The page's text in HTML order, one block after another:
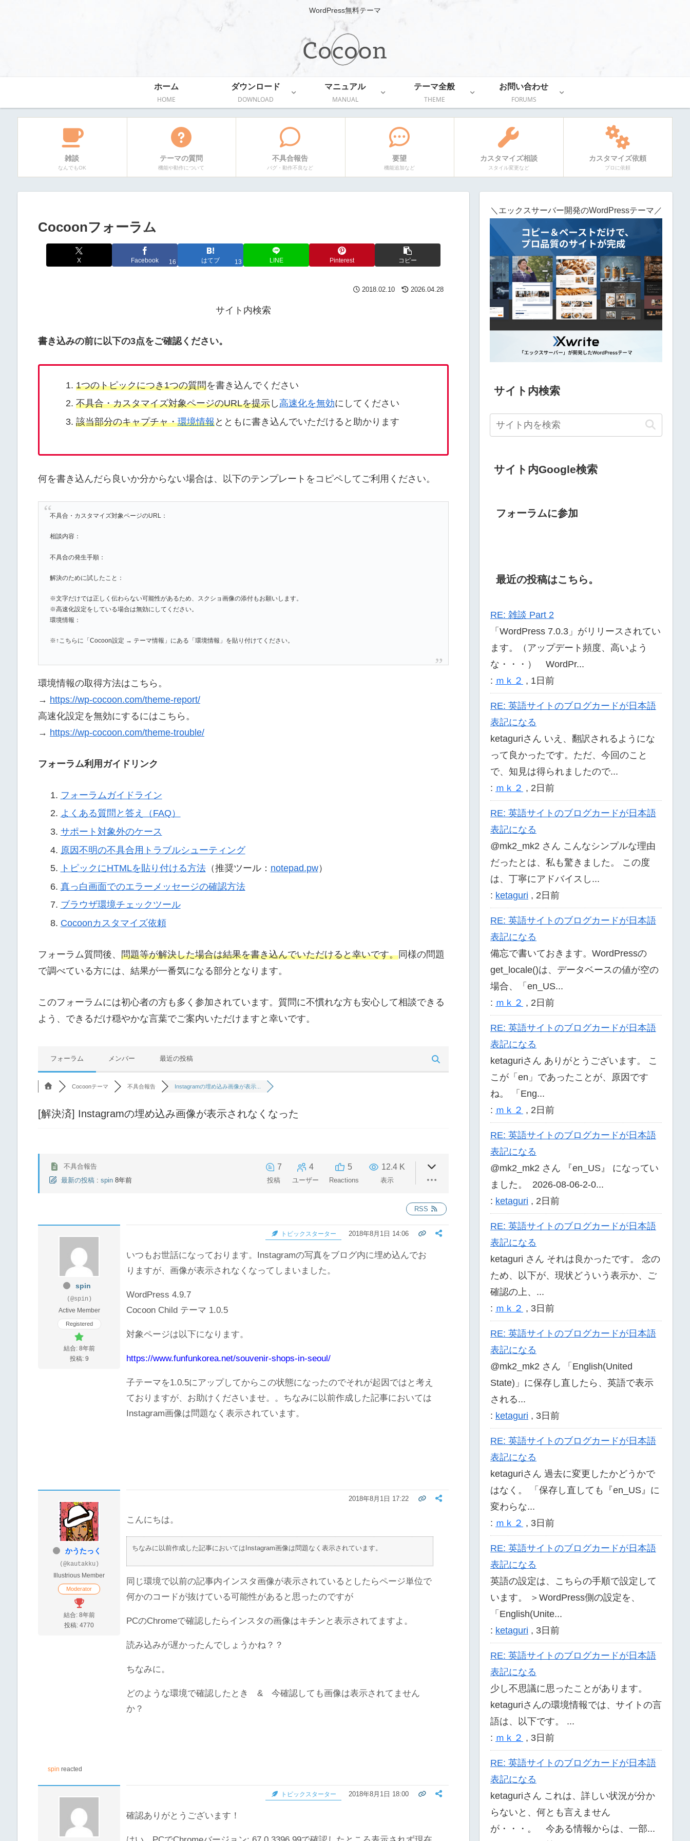
WordPress無料テーマ
ホーム
HOME
ダウンロード
DOWNLOAD
マニュアル
MANUAL
テーマ全般
THEME
お問い合わせ
FORUMS
雑談
なんでもOK
テーマの質問
機能や動作について
不具合報告
バグ・動作不良など
要望
機能追加など
カスタマイズ相談
スタイル変更など
カスタマイズ依頼
プロに依頼
Cocoonフォーラム
X Facebook 16 はてブ 13 LINE Pinterest コピー
2018.02.10 2026.04.28
サイト内検索
書き込みの前に以下の3点をご確認ください。
1つのトピックにつき1つの質問を書き込んでください
不具合・カスタマイズ対象ページのURLを提示し 高速化を無効にしてください
該当部分のキャプチャ・環境情報とともに書き込んでいただけると助かります
何を書き込んだら良いか分からない場合は、以下のテンプレートをコピペしてご利用ください。
不具合・カスタマイズ対象ページのURL：
相談内容：
不具合の発生手順：
解決のために試したこと：
※文字だけでは正しく伝わらない可能性があるため、スクショ画像の添付もお願いします。
※高速化設定をしている場合は無効にしてください。
環境情報：
※↑こちらに「Cocoon設定 → テーマ情報」にある「環境情報」を貼り付けてください。
環境情報の取得方法はこちら。
→ https://wp-cocoon.com/theme-report/
高速化設定を無効にするにはこちら。
→ https://wp-cocoon.com/theme-trouble/
フォーラム利用ガイドリンク
フォーラムガイドライン
よくある質問と答え（FAQ）
サポート対象外のケース
原因不明の不具合用トラブルシューティング
トピックにHTMLを貼り付ける方法（推奨ツール： notepad.pw）
真っ白画面でのエラーメッセージの確認方法
ブラウザ環境チェックツール
Cocoonカスタマイズ依頼
フォーラム質問後、 問題等が解決した場合は結果を書き込んでいただけると幸いです。同様の問題
で調べている方には、結果が一番気になる部分となります。
このフォーラムには初心者の方も多く参加されています。質問に不慣れな方も安心して相談できる
よう、できるだけ穏やかな言葉でご案内いただけますと幸いです。
フォーラム メンバー 最近の投稿
Cocoonテーマ 不具合報告 Instagramの埋め込み画像が表示...
[解決済] Instagramの埋め込み画像が表示されなくなった
不具合報告
最新の投稿 : spin 8年前
7
投稿
4
ユーザー
5
Reactions
12.4 K
表示
RSS
spin
(@spin)
Active Member
Registered
結合: 8年前
投稿: 9
トピックスターター 2018年8月1日 14:06
いつもお世話になっております。Instagramの写真をブログ内に埋め込んでお
りますが、画像が表示されなくなってしまいました。
WordPress 4.9.7
Cocoon Child テーマ 1.0.5
対象ページは以下になります。
https://www.funfunkorea.net/souvenir-shops-in-seoul/
子テーマを1.0.5にアップしてからこの状態になったのでそれが起因ではと考え
ておりますが、お助けくださいませ。。ちなみに以前作成した記事においては
Instagram画像は問題なく表示されています。
かうたっく
(@kautakku)
Illustrious Member
Moderator
結合: 8年前
投稿: 4770
2018年8月1日 17:22
こんにちは。
ちなみに以前作成した記事においてはInstagram画像は問題なく表示されています。
同じ環境で以前の記事内インスタ画像が表示されているとしたらページ単位で
何かのコードが抜けている可能性があると思ったのですが
PCのChromeで確認したらインスタの画像はキチンと表示されてますよ。
読み込みが遅かったんでしょうかね？？
ちなみに。
どのような環境で確認したとき & 今確認しても画像は表示されてません
か？
spin reacted
トピックスターター 2018年8月1日 18:00
確認ありがとうございます！
＼エックスサーバー開発のWordPressテーマ／
サイト内検索
サイト内Google検索
フォーラムに参加
最近の投稿はこちら。
RE: 雑談 Part 2
「WordPress 7.0.3」がリリースされてい
ます。（アップデート頻度、高いよう
な・・・） WordPr...
: ｍｋ２ , 1日前
RE: 英語サイトのブログカードが日本語
表記になる
ketaguriさん いえ、翻訳されるようにな
って良かったです。ただ、今回のこと
で、知見は得られましたので...
: ｍｋ２ , 2日前
RE: 英語サイトのブログカードが日本語
表記になる
@mk2_mk2 さん こんなシンプルな理由
だったとは、私も驚きました。 この度
は、丁寧にアドバイスし...
: ketaguri , 2日前
RE: 英語サイトのブログカードが日本語
表記になる
備忘で書いておきます。WordPressの
get_locale()は、データベースの値が空の
場合、「en_US...
: ｍｋ２ , 2日前
RE: 英語サイトのブログカードが日本語
表記になる
ketaguriさん ありがとうございます。 こ
こが「en」であったことが、原因です
ね。 「Eng...
: ｍｋ２ , 2日前
RE: 英語サイトのブログカードが日本語
表記になる
@mk2_mk2 さん 『en_US』 になってい
ました。 2026-08-06-2-0...
: ketaguri , 2日前
RE: 英語サイトのブログカードが日本語
表記になる
ketaguri さん それは良かったです。 念の
ため、以下が、現状どういう表示か、ご
確認の上、...
: ｍｋ２ , 3日前
RE: 英語サイトのブログカードが日本語
表記になる
@mk2_mk2 さん 「English(United
State)」に保存し直したら、英語で表示
される...
: ketaguri , 3日前
RE: 英語サイトのブログカードが日本語
表記になる
ketaguriさん 過去に変更したかどうかで
はなく。 「保存し直しても『en_US』に
変わらな...
: ｍｋ２ , 3日前
RE: 英語サイトのブログカードが日本語
表記になる
英語の設定は、こちらの手順で設定して
います。 ＞WordPress側の設定を、
「English(Unite...
: ketaguri , 3日前
RE: 英語サイトのブログカードが日本語
表記になる
少し不思議に思ったことがあります。
ketaguriさんの環境情報では、サイトの言
語は、以下です。 ...
: ｍｋ２ , 3日前
RE: 英語サイトのブログカードが日本語
表記になる
ketaguriさん これは、詳しい状況が分か
らないと、何とも言えません
が・・・。 今ある情報からは、一部...